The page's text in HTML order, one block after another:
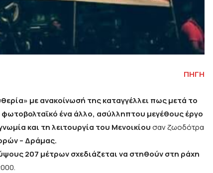
ΠΗΓΗ
με ανακοίνωσή της καταγγέλλει πως μετά το
φωτοβολταϊκό ένα άλλο, ασύλληπτου μεγέθους έργο
και τη λειτουργία του Μενοικίουσαν ζωοδότρα
– Δράμας.
207 μέτρων σχεδιάζεται να στηθούν στη ράχη